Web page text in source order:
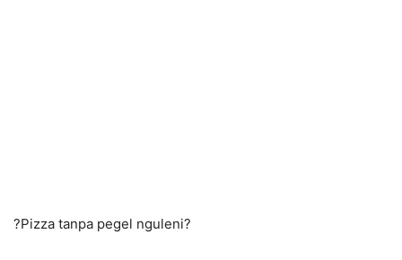
?Pizza tanpa pegel nguleni?